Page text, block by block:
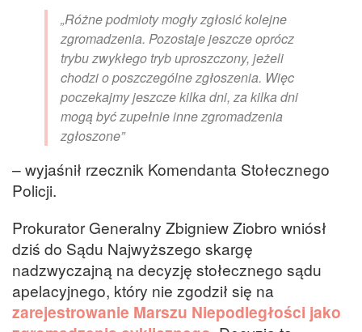
„Różne podmioty mogły zgłosić kolejne
zgromadzenia. Pozostaje jeszcze oprócz
trybu zwykłego tryb uproszczony, jeżeli
chodzi o poszczególne zgłoszenia. Więc
poczekajmy jeszcze kilka dni, za kilka dni
mogą być zupełnie inne zgromadzenia
zgłoszone”
– wyjaśnił rzecznik Komendanta Stołecznego
Policji.
Prokurator Generalny Zbigniew Ziobro wniósł
dziś do Sądu Najwyższego skargę
nadzwyczajną na decyzję stołecznego sądu
apelacyjnego, który nie zgodził się na
zarejestrowanie Marszu Niepodległości jako